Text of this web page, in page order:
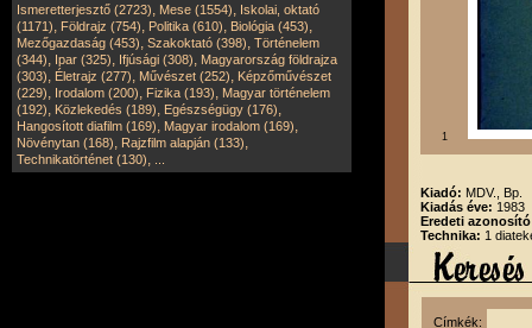
Ismeretterjesztő (2723), Mese (1554), Iskolai, oktató
(1171), Földrajz (754), Politika (610), Biológia (453),
Mezőgazdaság (453), Szakoktató (398), Történelem
(344), Ipar (325), Ifjúsági (308), Magyarország földrajza
(303), Életrajz (277), Művészet (252), Képzőművészet
(229), Irodalom (200), Fizika (193), Magyar történelem
(192), Közlekedés (189), Egészségügy (176),
Hangosított diafilm (169), Magyar irodalom (169),
Növénytan (168), Rajzfilm alapján (133),
Technikatörténet (130),
1
Kiadó: MDV., Bp.
Kiadás éve: 1983
Eredeti
Technika: 1
Címkék: